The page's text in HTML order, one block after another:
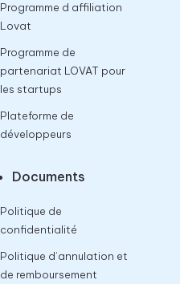
Programme d affiliation
Lovat
Programme de
partenariat LOVAT pour
les startups
Plateforme de
développeurs
Documents
Politique de
confidentialité
Politique d’annulation et
de remboursement